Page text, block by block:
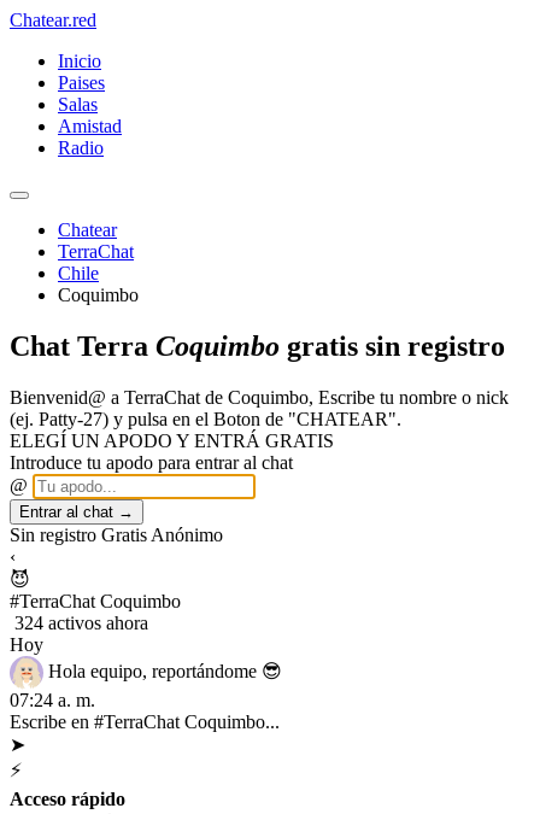
Chatear.red
Inicio
Paises
Salas
Amistad
Radio
Chatear
TerraChat
Chile
Coquimbo
Chat Terra Coquimbo gratis sin registro
Bienvenid@ a TerraChat de Coquimbo, Escribe tu nombre o nick
(ej. Patty-27) y pulsa en el Boton de "CHATEAR".
ELEGÍ UN APODO Y ENTRÁ GRATIS
Introduce tu apodo para entrar al chat
@
Entrar al chat →
Sin registro Gratis Anónimo
‹
😈
#TerraChat Coquimbo
324 activos ahora
Hoy
Hola equipo, reportándome 😎
07:24 a. m.
Che esto engancha eh
07:25 a. m.
Escribe en #TerraChat Coquimbo...
➤